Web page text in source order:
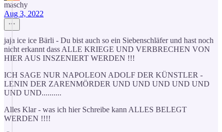
maschy
Aug 3, 2022
jaja ice ice Bärli - Du bist auch so ein Siebenschläfer und hast noch
nicht erkannt dass ALLE KRIEGE UND VERBRECHEN VON
HIER AUS INSZENIERT WERDEN !!!
ICH SAGE NUR NAPOLEON ADOLF DER KÜNSTLER -
LENIN DER ZARENMÖRDER UND UND UND UND UND
UND UND..........
Alles Klar - was ich hier Schreibe kann ALLES BELEGT
WERDEN !!!!